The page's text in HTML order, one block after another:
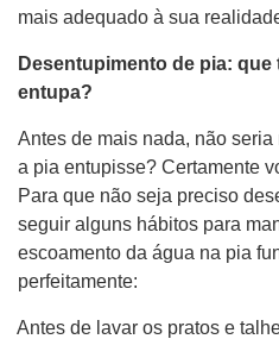
mais adequado à sua
Desentupimento de pia: que
entupa?
Antes de mais nada, não
a pia entupisse? Certamente
Para que não seja preciso
seguir alguns hábitos para
escoamento da água na pia
perfeitamente:
Antes de lavar os pratos e